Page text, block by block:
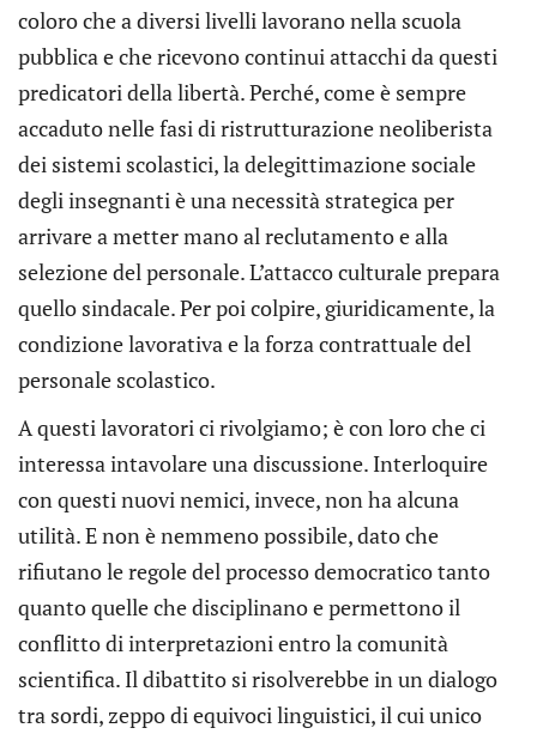
coloro che a diversi livelli lavorano nella scuola
pubblica e che ricevono continui attacchi da questi
predicatori della libertà. Perché, come è sempre
accaduto nelle fasi di ristrutturazione neoliberista
dei sistemi scolastici, la delegittimazione sociale
degli insegnanti è una necessità strategica per
arrivare a metter mano al reclutamento e alla
selezione del personale. L’attacco culturale prepara
quello sindacale. Per poi colpire, giuridicamente, la
condizione lavorativa e la forza contrattuale del
personale scolastico.
A questi lavoratori ci rivolgiamo; è con loro che ci
interessa intavolare una discussione. Interloquire
con questi nuovi nemici, invece, non ha alcuna
utilità. E non è nemmeno possibile, dato che
rifiutano le regole del processo democratico tanto
quanto quelle che disciplinano e permettono il
conflitto di interpretazioni entro la comunità
scientifica. Il dibattito si risolverebbe in un dialogo
tra sordi, zeppo di equivoci linguistici, il cui unico